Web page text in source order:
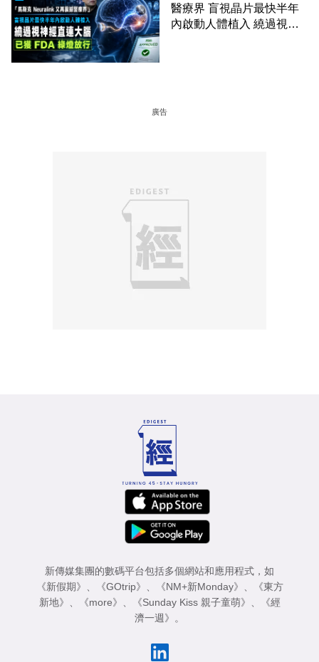
醫療界 盲視晶片最快半年
內啟動人體植入 繞過視神
廣告
新傳媒集團的數碼平台包括多個網站和應用程式，如
《新假期》
《GOtrip》 《NM+新Monday》
《東方
新地》
《more》 《Sunday Kiss 親子童萌》
《經
濟一週》
。